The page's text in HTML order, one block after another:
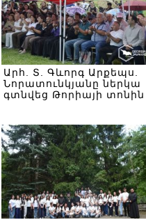
Արհ. Տ. Գևորգ Արքեպս.
Նորատունկյանը ներկա
գտնվեց Թորիայի տոնին